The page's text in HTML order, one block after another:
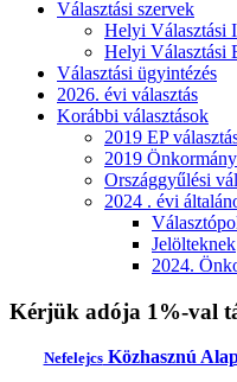
Választási szervek
Helyi Választási
Helyi Választási
Választási ügyintézés
2026. évi választás
Korábbi választások
2019 EP
2019
Országgyűlési
2024 . évi
Jelölteknek
2024.
Kérjük adója 1%-val
NefelejcsKözhasznú